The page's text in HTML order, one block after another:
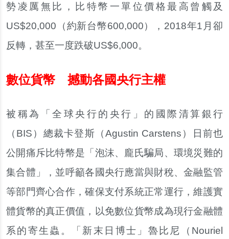
勢凌厲無比，比特幣一單位價格最高曾觸及
US$20,000（約新台幣600,000），2018年1月卻
反轉，甚至一度跌破US$6,000。
數位貨幣 撼動各國央行主權
被稱為「全球央行的央行」的國際清算銀行
（BIS）總裁卡登斯（Agustin Carstens）日前也
公開痛斥比特幣是「泡沫、龐氏騙局、環境災難的
集合體」，並呼籲各國央行應當與財稅、金融監管
等部門齊心合作，確保支付系統正常運行，維護實
體貨幣的真正價值，以免數位貨幣成為現行金融體
系的寄生蟲。「新末日博士」魯比尼（Nouriel